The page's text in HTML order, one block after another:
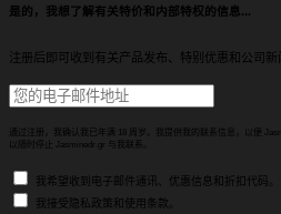
是的，我想了解有关特价和内部特权的信息...
注册后即可收到有关产品发布、特别优惠和公司新
通过注册，我确认我已年满 18 周岁。我提供我的联系信息，以便
以随时停止 Jasminedr.gr 与我联系。
我希望收到电子邮件通讯、优惠信息和折扣代码。
我接受隐私政策和使用条款。